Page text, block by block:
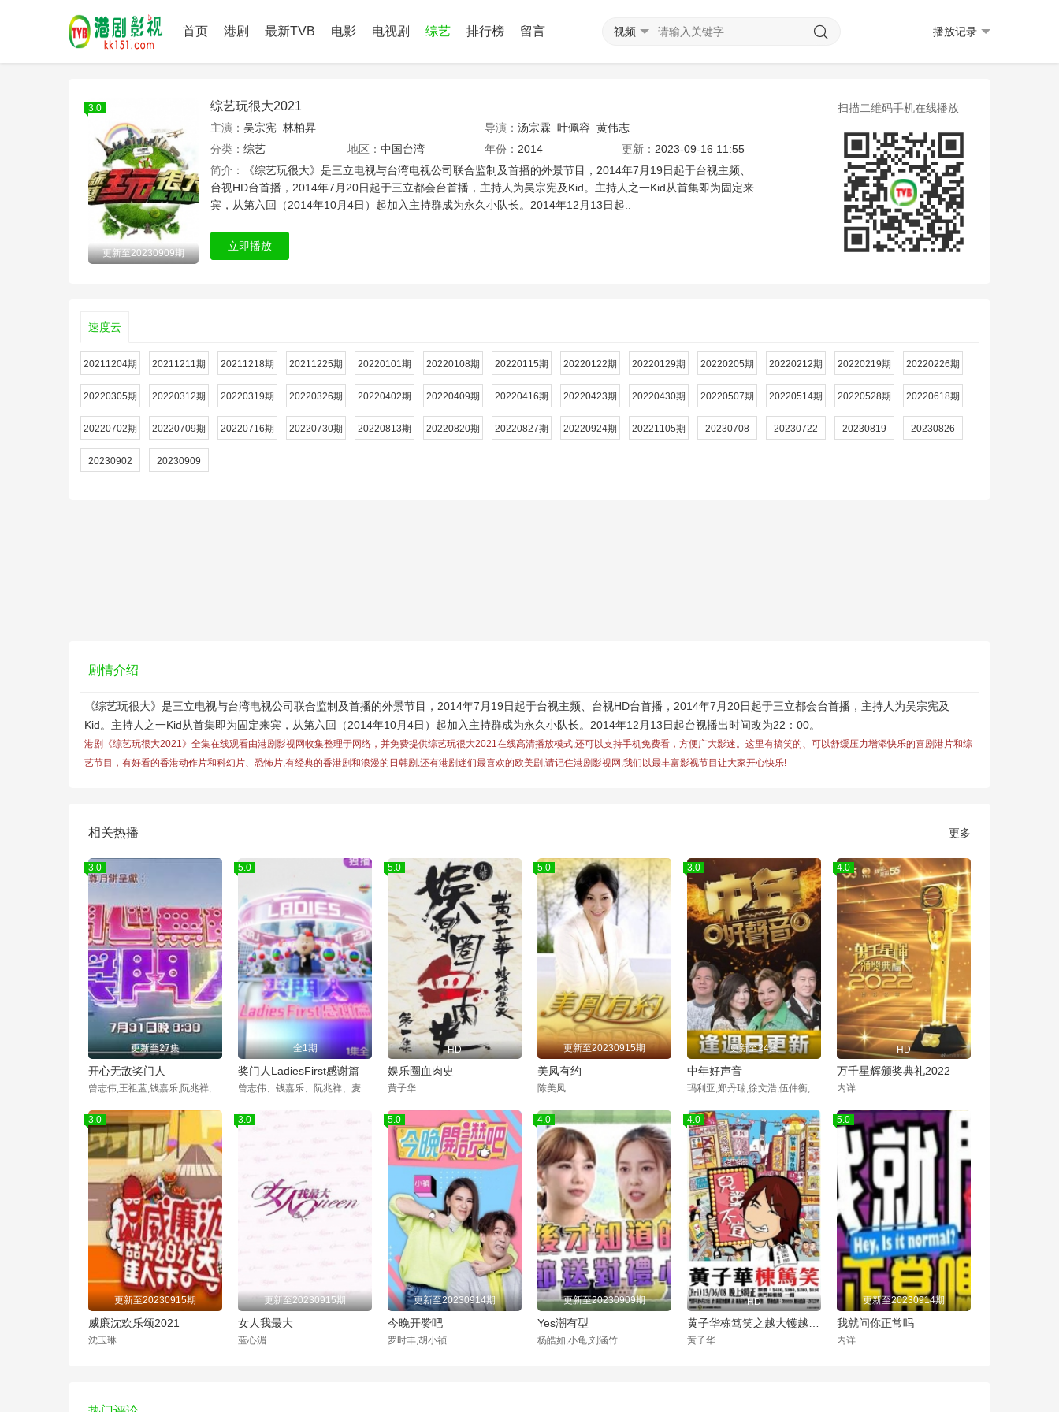
首页 港剧 最新TVB 电影 电视剧 综艺 排行榜 留言 视频 播放记录
3.0
更新至20230909期
综艺玩很大2021
主演： 吴宗宪 林柏昇 导演： 汤宗霖 叶佩容 黄伟志
分类： 综艺 地区： 中国台湾 年份： 2014 更新： 2023-09-16 11:55
简介：
《综艺玩很大》是三立电视与台湾电视公司联合监制及首播的外景节目，2014年7月19日起于台视主频、
台视HD台首播，2014年7月20日起于三立都会台首播，主持人为吴宗宪及Kid。主持人之一Kid从首集即为固定来
宾，从第六回（2014年10月4日）起加入主持群成为永久小队长。2014年12月13日起..
立即播放
扫描二维码手机在线播放
速度云
20211204期 20211211期 20211218期 20211225期 20220101期 20220108期 20220115期 20220122期 20220129期 20220205期 20220212期 20220219期 20220226期
20220305期 20220312期 20220319期 20220326期 20220402期 20220409期 20220416期 20220423期 20220430期 20220507期 20220514期 20220528期 20220618期
20220702期 20220709期 20220716期 20220730期 20220813期 20220820期 20220827期 20220924期 20221105期 20230708 20230722 20230819 20230826
20230902 20230909
剧情介绍
《综艺玩很大》是三立电视与台湾电视公司联合监制及首播的外景节目，2014年7月19日起于台视主频、台视HD台首播，2014年7月20日起于三立都会台首播，主持人为吴宗宪及
Kid。主持人之一Kid从首集即为固定来宾，从第六回（2014年10月4日）起加入主持群成为永久小队长。2014年12月13日起台视播出时间改为22：00。
港剧《综艺玩很大2021》全集在线观看由港剧影视网收集整理于网络，并免费提供综艺玩很大2021在线高清播放模式,还可以支持手机免费看，方便广大影迷。这里有搞笑的、可以舒缓压力增添快乐的喜剧港片和综
艺节目，有好看的香港动作片和科幻片、恐怖片,有经典的香港剧和浪漫的日韩剧,还有港剧迷们最喜欢的欧美剧,请记住港剧影视网,我们以最丰富影视节目让大家开心快乐!
相关热播 更多
3.0
更新至27集
开心无敌奖门人
曾志伟,王祖蓝,钱嘉乐,阮兆祥,郭伟亮,陈奂仁,郑融,周嘉洛,连诗雅,张颕康
5.0
全1期
奖门人LadiesFirst感谢篇
曾志伟、钱嘉乐、阮兆祥、麦美恩、林秀怡、程浩骏
5.0
HD
娱乐圈血肉史
黄子华
5.0
更新至20230915期
美凤有约
陈美凤
3.0
更新至24集
中年好声音
玛利亚,郑丹瑞,徐文浩,伍仲衡,张佳添,林二汶,兰茜
4.0
HD
万千星辉颁奖典礼2022
内详
3.0
更新至20230915期
威廉沈欢乐颂2021
沈玉琳
3.0
更新至20230915期
女人我最大
蓝心湄
5.0
更新至20230914期
今晚开赞吧
罗时丰,胡小祯
4.0
更新至20230909期
Yes潮有型
杨皓如,小龟,刘涵竹
4.0
HD
黄子华
5.0
更新至20230914期
我就问你正常吗
内详